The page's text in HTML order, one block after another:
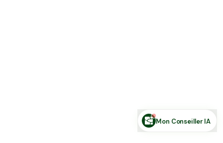
Mon Conseiller IA